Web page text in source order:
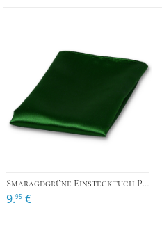
Smaragdgrüne Einstecktuch Polyester Satin
9.95 €